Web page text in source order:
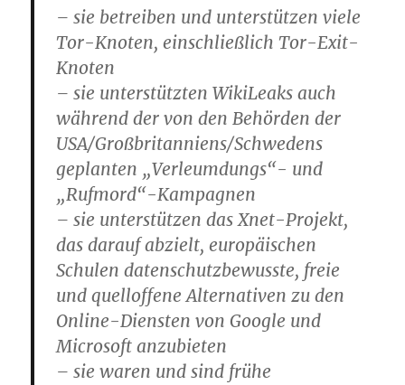
– sie betreiben und unterstützen viele
Tor-Knoten, einschließlich Tor-Exit-
Knoten
– sie unterstützten WikiLeaks auch
während der von den Behörden der
USA/Großbritanniens/Schwedens
geplanten „Verleumdungs“- und
„Rufmord“-Kampagnen
– sie unterstützen das Xnet-Projekt,
das darauf abzielt, europäischen
Schulen datenschutzbewusste, freie
und quelloffene Alternativen zu den
Online-Diensten von Google und
Microsoft anzubieten
– sie waren und sind frühe